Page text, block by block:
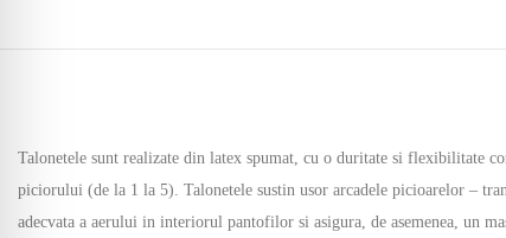
Talonetele sunt realizate din latex spumat, cu o duritate si flexibilitate
piciorului (de la 1 la 5). Talonetele sustin usor arcadele picioarelor –
adecvata a aerului in interiorul pantofilor si asigura, de asemenea, un